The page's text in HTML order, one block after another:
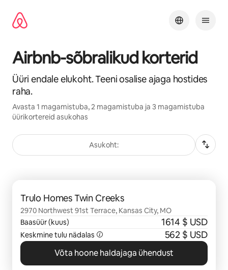
juurde
Airbnb-sõbralikud korterid
Üüri endale elukoht. Teeni osalise ajaga hostides
raha.
Avasta 1 magamistuba, 2 magamistuba ja 3 magamistuba
üürikortereid asukohas
Asukoht:
Trulo Homes Twin Creeks
2970 Northwest 91st Terrace, Kansas City, MO
Baasüür (kuus)
1614 $ USD
Keskmine tulu nädalas 562 $ USD
Võta hoone haldajaga ühendust